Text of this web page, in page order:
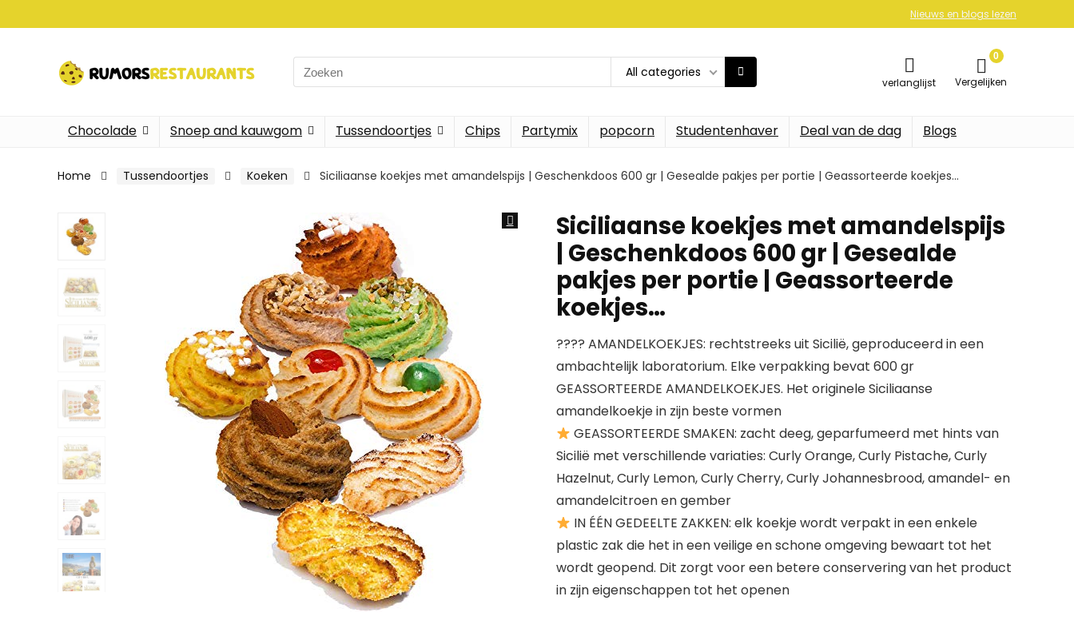
Nieuws en blogs lezen
Search
for:
All categories
verlanglijst
0
Vergelijken
Chocolade Snoep and kauwgom Tussendoortjes Chips Partymix popcorn Studentenhaver Deal van de dag Blogs
Home Tussendoortjes Koeken Siciliaanse koekjes met amandelspijs | Geschenkdoos 600 gr | Gesealde pakjes per portie | Geassorteerde koekjes…
Siciliaanse koekjes met amandelspijs
| Geschenkdoos 600 gr | Gesealde
pakjes per portie | Geassorteerde
koekjes…
???? AMANDELKOEKJES: rechtstreeks uit Sicilië, geproduceerd in een
ambachtelijk laboratorium. Elke verpakking bevat 600 gr
GEASSORTEERDE AMANDELKOEKJES. Het originele Siciliaanse
amandelkoekje in zijn beste vormen
GEASSORTEERDE SMAKEN: zacht deeg, geparfumeerd met hints van
Sicilië met verschillende variaties: Curly Orange, Curly Pistache, Curly
Hazelnut, Curly Lemon, Curly Cherry, Curly Johannesbrood, amandel- en
amandelcitroen en gember
IN ÉÉN GEDEELTE ZAKKEN: elk koekje wordt verpakt in een enkele
plastic zak die het in een veilige en schone omgeving bewaart tot het
wordt geopend. Dit zorgt voor een betere conservering van het product
in zijn eigenschappen tot het openen